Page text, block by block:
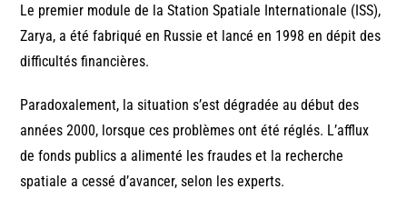
Le premier module de la Station Spatiale Internationale (ISS),
Zarya, a été fabriqué en Russie et lancé en 1998 en dépit des
difficultés financières.
Paradoxalement, la situation s’est dégradée au début des
années 2000, lorsque ces problèmes ont été réglés. L’afflux
de fonds publics a alimenté les fraudes et la recherche
spatiale a cessé d’avancer, selon les experts.